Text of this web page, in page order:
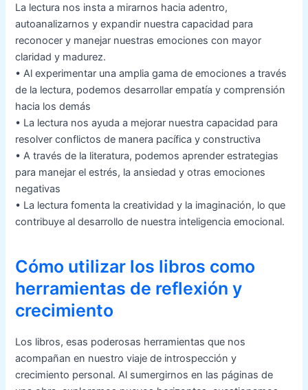
La lectura nos insta a mirarnos hacia adentro,
autoanalizarnos y expandir nuestra capacidad para
reconocer y manejar nuestras emociones con mayor
claridad y madurez.
• Al experimentar una amplia gama de emociones a través
de la lectura, podemos desarrollar empatía y comprensión
hacia los demás
• La lectura nos ayuda a mejorar nuestra capacidad para
resolver conflictos de manera pacífica y constructiva
• A través de la literatura, podemos aprender estrategias
para manejar el estrés, la ansiedad y otras emociones
negativas
• La lectura fomenta la creatividad y la imaginación, lo que
contribuye al desarrollo de nuestra inteligencia emocional.
Cómo utilizar los libros como
herramientas de reflexión y
crecimiento
Los libros, esas poderosas herramientas que nos
acompañan en nuestro viaje de introspección y
crecimiento personal. Al sumergirnos en las páginas de